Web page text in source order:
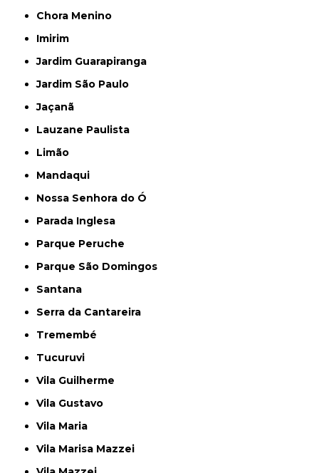
Chora Menino
Imirim
Jardim Guarapiranga
Jardim São Paulo
Jaçanã
Lauzane Paulista
Limão
Mandaqui
Nossa Senhora do Ó
Parada Inglesa
Parque Peruche
Parque São Domingos
Santana
Serra da Cantareira
Tremembé
Tucuruvi
Vila Guilherme
Vila Gustavo
Vila Maria
Vila Marisa Mazzei